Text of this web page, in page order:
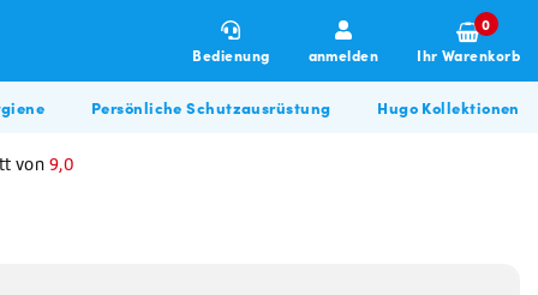
Bedienung anmelden
0
Ihr Warenkorb
Persönliche Schutzausrüstung Hugo Kollektionen
von 9,0